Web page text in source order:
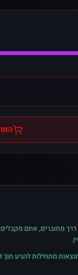
דרך מחוברים, אתם
מתחילות להגיע